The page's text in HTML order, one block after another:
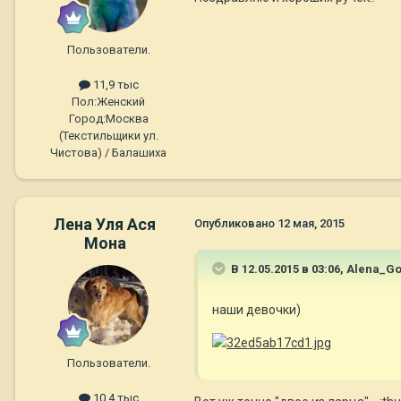
Пользователи.
11,9 тыс
Пол:Женский
Город:Москва
(Текстильщики ул.
Чистова) / Балашиха
Лена Уля Ася
Мона
Пользователи.
10,4 тыс
Опубликовано 12 мая, 2015
В 12.05.2015 в 03:06,
наши девочки)